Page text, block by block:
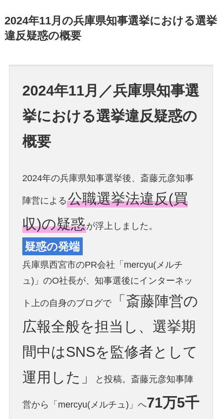
2024年11月の兵庫県知事選挙における選挙
違反疑惑の概要
2024年11月／兵庫県知事選
挙における選挙違反疑惑の
概要
2024年の兵庫県知事選挙後、斎藤元彦知事
陣営による公職選挙法違反(買
収)の疑惑が浮上しました。
疑惑の発端
兵庫県西宮市のPR会社「mercyu(メルチ
ュ)」のO社長が、知事選後にインターネッ
ト上の自身のブログで「斎藤陣営の
広報全般を担当し、選挙期
間中はSNSを監修者として
運用した」
と投稿。斎藤元彦知事陣
営から「mercyu(メルチュ)」へ71万5千